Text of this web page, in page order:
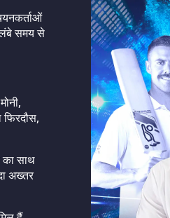
लंबे समय से
फिरदौस,
का साथ
अख्तर